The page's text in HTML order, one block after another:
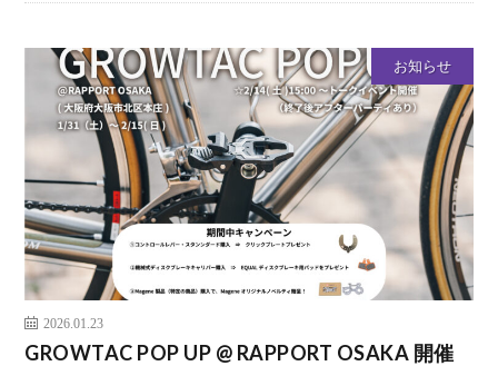
お知らせ
2026.01.23
GROWTAC POP UP @ RAPPORT OSAKA 開催